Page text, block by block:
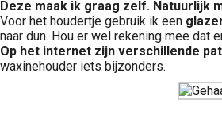
Deze maak ik graag zelf. Natuurlijk
Voor het houdertje gebruik ik een
naar dun. Hou er wel rekening mee dat
Op het internet zijn verschillende
waxinehouder iets bijzonders.